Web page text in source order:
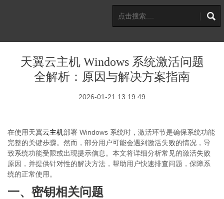
天翼云主机 Windows 系统激活问题
全解析：原因与解决方案指南
2026-01-21 13:19:49
在使用天翼云主机部署 Windows 系统时，激活环节是确保系统功能
完整的关键步骤。然而，部分用户可能会遇到激活失败的情况，导
致系统功能受限或出现提示信息。本文将详细分析常见的激活失败
原因，并提供针对性的解决方法，帮助用户快速排查问题，保障系
统的正常使用。
一、密钥相关问题